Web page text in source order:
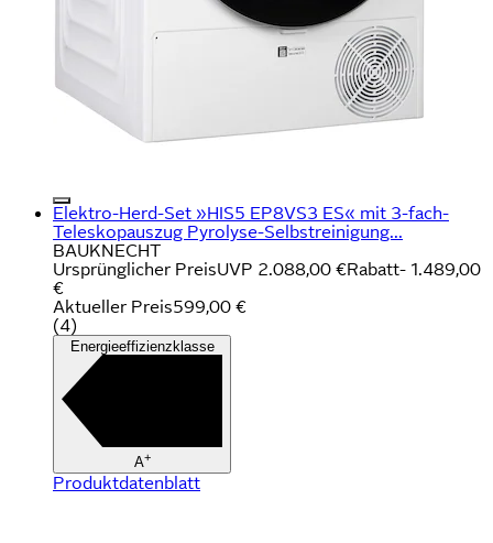
Elektro-Herd-Set »HIS5 EP8VS3 ES« mit 3-fach-
Teleskopauszug Pyrolyse-Selbstreinigung...
BAUKNECHT
Ursprünglicher PreisUVP 2.088,00 €Rabatt- 1.489,00
€
Aktueller Preis599,00 €
(4)
Energieeffizienzklasse
A+
Produktdatenblatt